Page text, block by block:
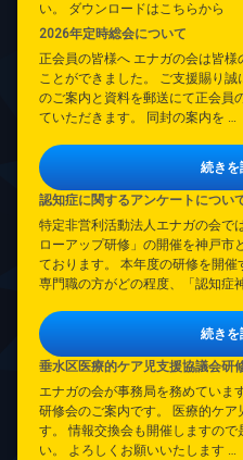
い。 ダウンロードはこちらから
2026年定時総会について
正会員の皆様へ エナガの会は皆
ことができました。 ご支援賜り
のご案内と資料を郵送にて正会員
ていただきます。 同封の案内を …
続きを
認知症に関するアンケートについ
特定非営利活動法人エナガの会で
ローアップ研修」の開催を神戸市
ております。 本年度の研修を開
専門職の方がどの程度、「認知症
続きを
垂水区医療的ケア児支援協議会研
エナガの会が事務局を務めていま
研修会のご案内です。 医療的ケ
す。 情報交換会も開催しますの
い。 よろしくお願いいたします …